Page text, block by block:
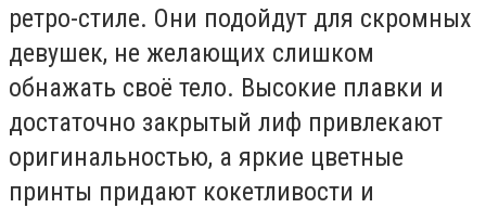
ретро-стиле. Они подойдут для скромных
девушек, не желающих слишком
обнажать своё тело. Высокие плавки и
достаточно закрытый лиф привлекают
оригинальностью, а яркие цветные
принты придают кокетливости и